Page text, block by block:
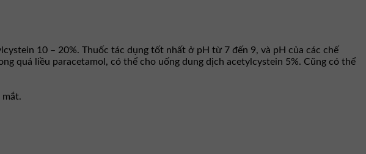
10 – 20%. Thuốc tác dụng tốt nhất ở pH từ 7 đến 9, và pH của các chế
quá liều paracetamol, có thể cho uống dung dịch acetylcystein 5%. Cũng có thể
mắt.